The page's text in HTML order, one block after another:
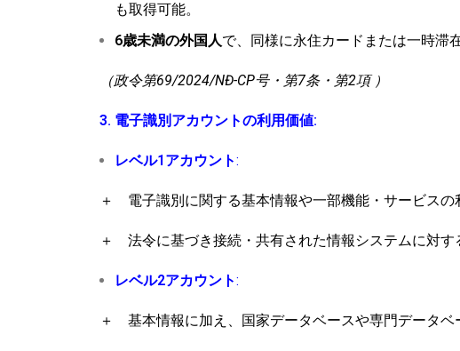
も取得可能。
6歳未満の外国人で、同様に永住カードまたは一時滞
（政令第69/2024/NĐ-CP号・第7条・第2項 ）
3. 電子識別アカウントの利用価値:
レベル1アカウント:
＋ 電子識別に関する基本情報や一部機能・サービスの
＋ 法令に基づき接続・共有された情報システムに対す
レベル2アカウント:
＋ 基本情報に加え、国家データベースや専門データ